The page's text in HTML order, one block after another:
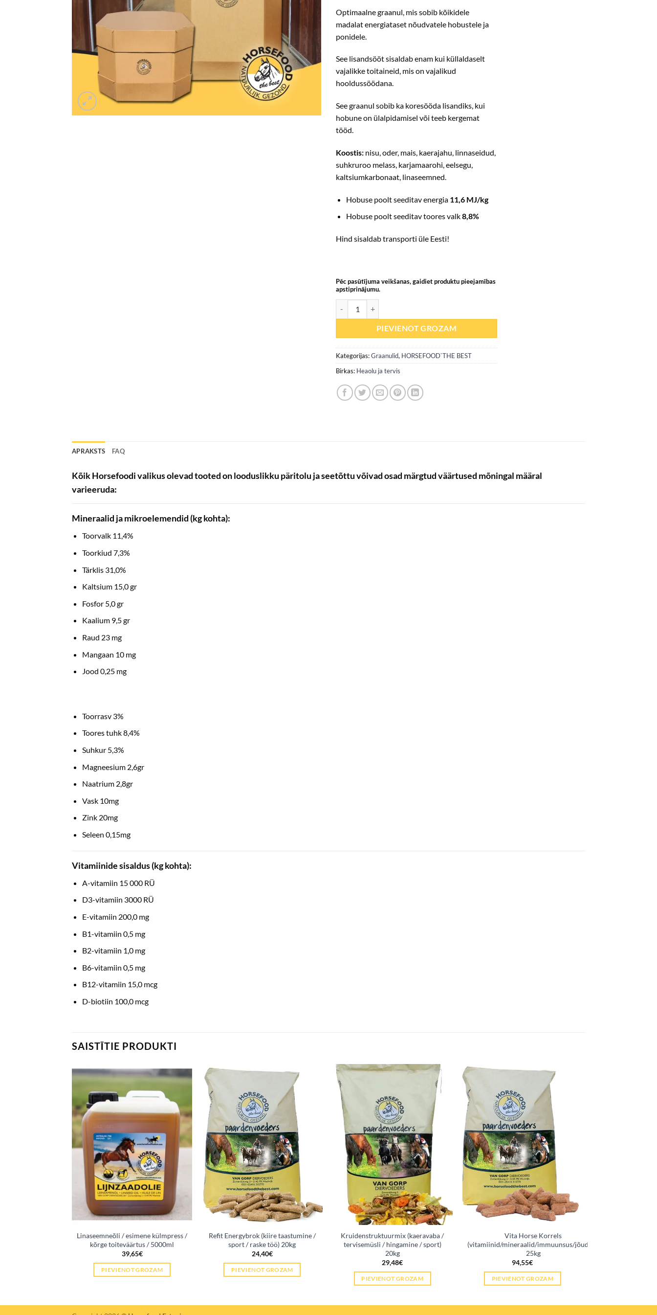
Optimaalne graanul, mis sobib kõikidele
madalat energiataset nõudvatele hobustele ja
ponidele.
See lisandsööt sisaldab enam kui küllaldaselt
vajalikke toitaineid, mis on vajalikud
hooldussöödana.
See graanul sobib ka koresööda lisandiks, kui
hobune on ülalpidamisel või teeb kergemat
tööd.
Koostis: nisu, oder, mais, kaerajahu, linnaseidud,
suhkruroo melass, karjamaarohi, eelsegu,
kaltsiumkarbonaat, linaseemned.
Hobuse poolt seeditav energia 11,6 MJ/kg
Hobuse poolt seeditav toores valk8,8%
Hind sisaldab transporti üle Eesti!
Pēc pasūtījuma veikšanas, gaidiet produktu pieejamības
apstiprinājumu.
PIEVIENOT GROZAM
Kategorijas:Graanulid, HORSEFOOD`THE BEST
Birkas: Heaolu ja tervis
APRAKSTS FAQ
Kõik Horsefoodi valikus olevad tooted on looduslikku päritolu ja seetõttu võivad osad märgtud väärtused mõningal määral
varieeruda:
Mineraalid ja mikroelemendid (kg kohta):
Toorvalk 11,4%
Toorkiud 7,3%
Tärklis 31,0%
Kaltsium 15,0 gr
Fosfor 5,0 gr
Kaalium 9,5 gr
Raud 23 mg
Mangaan 10 mg
Jood 0,25 mg
Toorrasv 3%
Toores tuhk 8,4%
Suhkur 5,3%
Magneesium 2,6gr
Naatrium 2,8gr
Vask 10mg
Zink 20mg
Seleen 0,15mg
Vitamiinide sisaldus (kg kohta):
A-vitamiin 15 000 RÜ
D3-vitamiin 3000 RÜ
E-vitamiin 200,0 mg
B1-vitamiin 0,5 mg
B2-vitamiin 1,0 mg
B6-vitamiin 0,5 mg
B12-vitamiin 15,0 mcg
D-biotiin 100,0 mcg
SAISTĪTIE PRODUKTI
Linaseemneõli / esimene külmpress /
kõrge toiteväärtus / 5000ml
39,65€
PIEVIENOT GROZAM
Refit Energybrok (kiire taastumine /
sport / raske töö) 20kg
24,40€
PIEVIENOT GROZAM
Kruidenstruktuurmix (kaeravaba /
tervisemüsli / hingamine / sport)
20kg
29,48€
PIEVIENOT GROZAM
Vita Horse Korrels
(vitamiinid/mineraalid/immuunsus/jõudlus)
25kg
94,55€
PIEVIENOT GROZAM